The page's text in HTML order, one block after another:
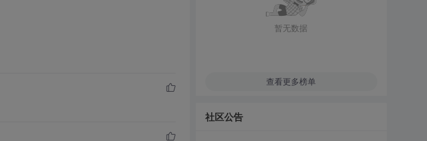
暂无数据
查看更多榜单
社区公告